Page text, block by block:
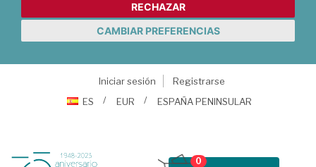
RECHAZAR
CAMBIAR PREFERENCIAS
Iniciar sesión
Registrarse
ES
EUR ESPAÑA PENINSULAR
0